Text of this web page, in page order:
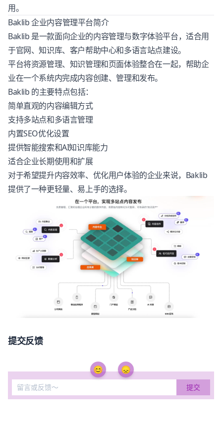
用。
Baklib 企业内容管理平台简介
Baklib 是一款面向企业的内容管理与数字体验平台，适合用
于官网、知识库、客户帮助中心和多语言站点建设。
平台将资源管理、知识管理和页面体验整合在一起，帮助企
业在一个系统内完成内容创建、管理和发布。
Baklib 的主要特点包括：
简单直观的内容编辑方式
支持多站点和多语言管理
内置SEO优化设置
提供智能搜索和AI知识库能力
适合企业长期使用和扩展
对于希望提升内容效率、优化用户体验的企业来说，Baklib
提供了一种更轻量、易上手的选择。
提交反馈
😊 😞